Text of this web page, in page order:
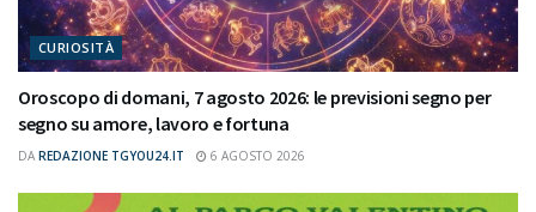
CURIOSITÀ
Oroscopo di domani, 7 agosto 2026: le previsioni segno per
segno su amore, lavoro e fortuna
DA REDAZIONE TGYOU24.IT 6 AGOSTO 2026